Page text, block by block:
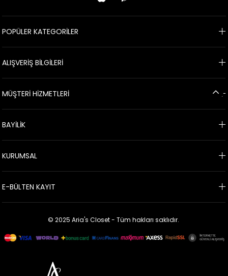
POPÜLER KATEGORİLER
ALIŞVERİŞ BİLGİLERİ
MÜŞTERİ HİZMETLERİ
BAYİLİK
KURUMSAL
E-BÜLTEN KAYIT
© 2025 Aria's Closet - Tüm hakları saklıdır.